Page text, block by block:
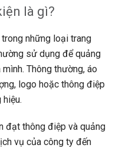
là gì?
những loại trang
sử dụng để quảng
Thông thường, áo
logo hoặc thông điệp
đạt thông điệp và quảng
vụ của công ty đến